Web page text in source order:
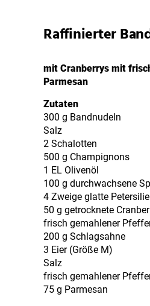
Raffinierter
mit Cranberrys mit
Parmesan
Zutaten
300 g Bandnudeln
Salz
2 Schalotten
500 g Champignons
1 EL Olivenöl
100 g durchwachsene
4 Zweige glatte Petersilie
50 g getrocknete
frisch gemahlener
200 g Schlagsahne
3 Eier (Größe M)
Salz
frisch gemahlener
75 g Parmesan